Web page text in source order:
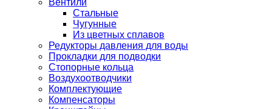
Вентили
Стальные
Чугунные
Из цветных сплавов
Редукторы давления для воды
Прокладки для подводки
Стопорные кольца
Воздухоотводчики
Комплектующие
Компенсаторы